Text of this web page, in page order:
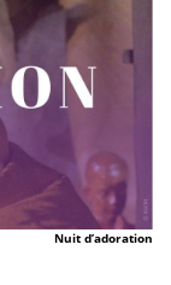
Nuit d’adoration